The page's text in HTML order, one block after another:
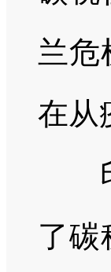
兰危
在从
印
了碳